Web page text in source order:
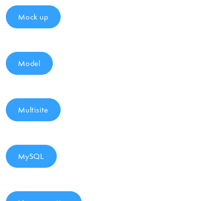
Mock up
Model
Multisite
MySQL